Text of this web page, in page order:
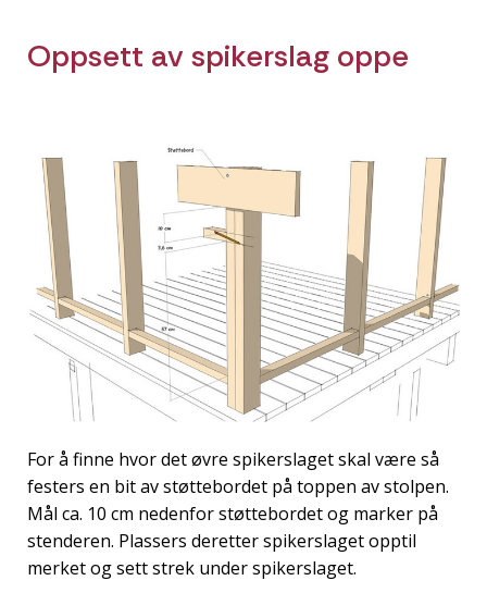
Oppsett av spikerslag oppe
For å finne hvor det øvre spikerslaget skal være så
festers en bit av støttebordet på toppen av stolpen.
Mål ca. 10 cm nedenfor støttebordet og marker på
stenderen. Plassers deretter spikerslaget opptil
merket og sett strek under spikerslaget.